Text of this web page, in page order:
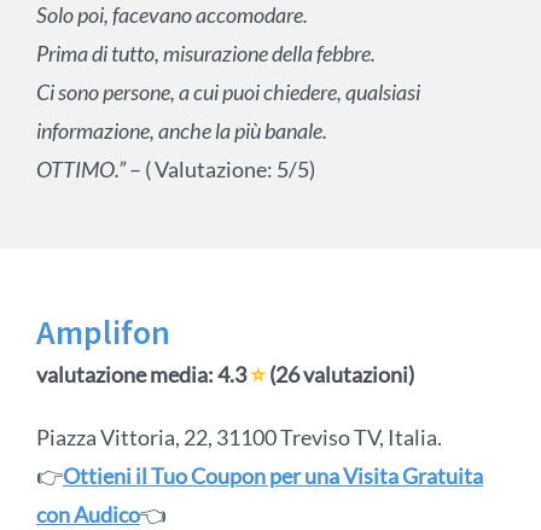
Solo poi, facevano accomodare.
Prima di tutto, misurazione della febbre.
Ci sono persone, a cui puoi chiedere, qualsiasi
informazione, anche la più banale.
OTTIMO.”– ( Valutazione: 5/5)
Amplifon
valutazione media: 4.3⭐(26 valutazioni)
Piazza Vittoria, 22, 31100 Treviso TV, Italia.
👉Ottieni il Tuo Coupon per una Visita Gratuita
con Audico👈